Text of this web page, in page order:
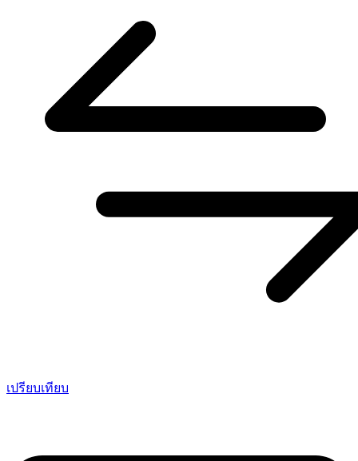
เปรียบเทียบ